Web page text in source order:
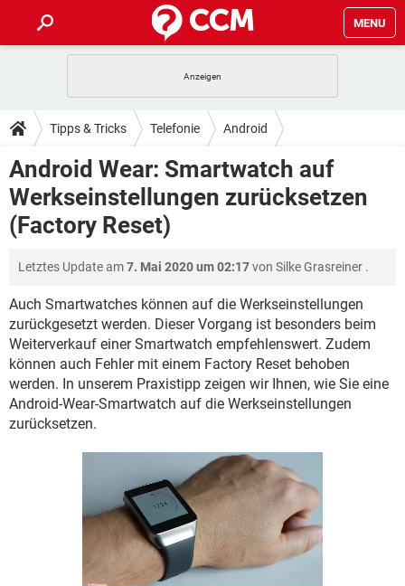
MENU
ANDROID IOS
WINDOWS 10 INSTAGRAM
WHATSAPP TIKTOK
FACEBOOK
TIPPS & TRICKS
SPIELE STREAMING
ANDROID IOS
FACEBOOK HARDWARE
DOWNLOADS
SPIELE STREAMING
ANDROID
FACEBOOK HARDWARE
FORUM
ANDROID IOS
WINDOWS 10 INSTAGRAM
WHATSAPP TIKTOK
FACEBOOK HARDWARE
ANDROID IOS
WINDOWS 10 INSTAGRAM
WHATSAPP TIKTOK
FACEBOOK HARDWARE
Tipps & Tricks Telefonie Android
Android Wear: Smartwatch auf
Werkseinstellungen zurücksetzen
(Factory Reset)
Letztes Update am7. Mai 2020 um 02:17von Silke Grasreiner .
Auch Smartwatches können auf die Werkseinstellungen
zurückgesetzt werden. Dieser Vorgang ist besonders beim
Weiterverkauf einer Smartwatch empfehlenswert. Zudem
können auch Fehler mit einem Factory Reset behoben
werden. In unserem Praxistipp zeigen wir Ihnen, wie Sie eine
Android-Wear-Smartwatch auf die Werkseinstellungen
zurücksetzen.